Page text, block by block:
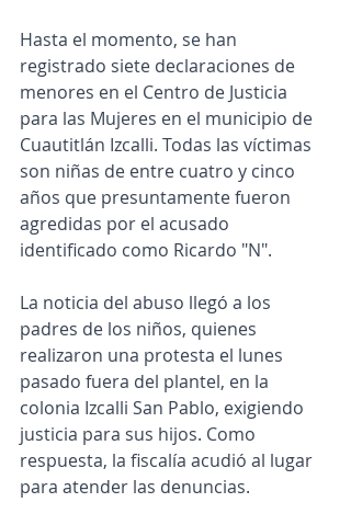
Hasta el momento, se han
registrado siete declaraciones de
menores en el Centro de Justicia
para las Mujeres en el municipio de
Cuautitlán Izcalli. Todas las víctimas
son niñas de entre cuatro y cinco
años que presuntamente fueron
agredidas por el acusado
identificado como Ricardo "N".
La noticia del abuso llegó a los
padres de los niños, quienes
realizaron una protesta el lunes
pasado fuera del plantel, en la
colonia Izcalli San Pablo, exigiendo
justicia para sus hijos. Como
respuesta, la fiscalía acudió al lugar
para atender las denuncias.